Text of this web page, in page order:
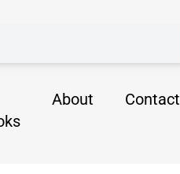
About Contact